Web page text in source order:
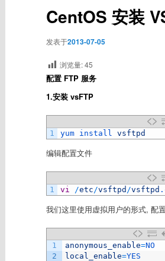
CentOS 安装
发表于2013-07-05
浏览量:45
配置 FTP 服务
1.安装 vsFTP
1
yum install vsftpd
编辑配置文件
1
vi /etc /vsftpd /vsftpd
我们这里使用虚拟用户的形式, 配
1
2
anonymous_enable=NO
local_enable=YES